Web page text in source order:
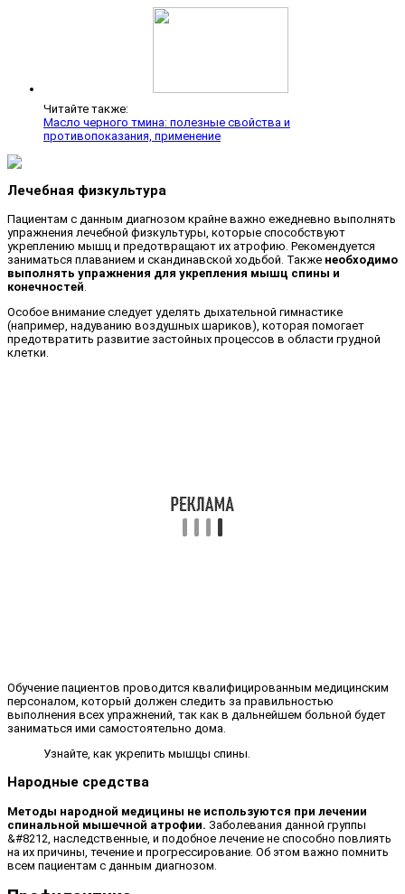
Читайте также:
Масло черного тмина: полезные свойства и
противопоказания, применение
Лечебная физкультура
Пациентам с данным диагнозом крайне важно ежедневно выполнять
упражнения лечебной физкультуры, которые способствуют
укреплению мышц и предотвращают их атрофию. Рекомендуется
заниматься плаванием и скандинавской ходьбой. Также необходимо
выполнять упражнения для укрепления мышц спины и
конечностей.
Особое внимание следует уделять дыхательной гимнастике
(например, надуванию воздушных шариков), которая помогает
предотвратить развитие застойных процессов в области грудной
клетки.
Обучение пациентов проводится квалифицированным медицинским
персоналом, который должен следить за правильностью
выполнения всех упражнений, так как в дальнейшем больной будет
заниматься ими самостоятельно дома.
Узнайте, как укрепить мышцы спины.
Народные средства
Методы народной медицины не используются при лечении
спинальной мышечной атрофии. Заболевания данной группы
&#8212, наследственные, и подобное лечение не способно повлиять
на их причины, течение и прогрессирование. Об этом важно помнить
всем пациентам с данным диагнозом.